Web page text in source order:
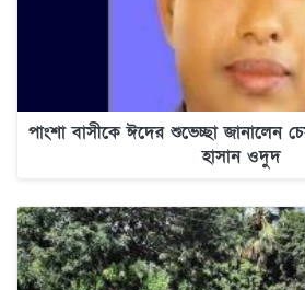
পাংশা বাসীকে ঈদের শুভেচ্ছা জানালেন
হাসান ওদুদ